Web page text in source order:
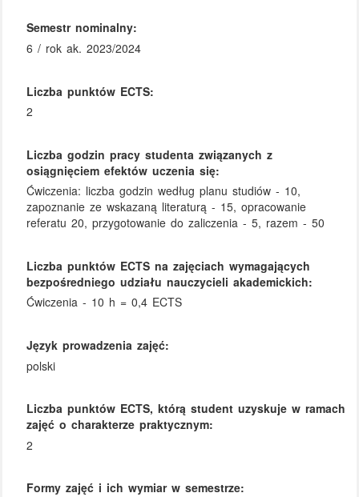
Semestr nominalny:
6 / rok ak. 2023/2024
Liczba punktów ECTS:
2
Liczba godzin pracy studenta związanych z
osiągnięciem efektów uczenia się:
Ćwiczenia: liczba godzin według planu studiów - 10,
zapoznanie ze wskazaną literaturą - 15, opracowanie
referatu 20, przygotowanie do zaliczenia - 5, razem - 50
Liczba punktów ECTS na zajęciach wymagających
bezpośredniego udziału nauczycieli akademickich:
Ćwiczenia - 10 h = 0,4 ECTS
Język prowadzenia zajęć:
polski
Liczba punktów ECTS, którą student uzyskuje w ramach
zajęć o charakterze praktycznym:
2
Formy zajęć i ich wymiar w semestrze: